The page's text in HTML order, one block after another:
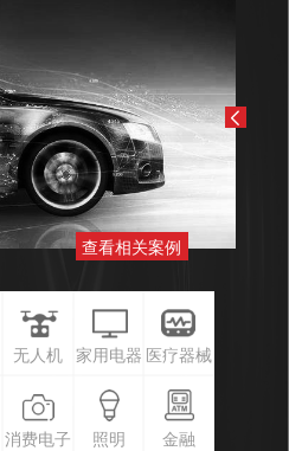
查看相关案例
无人机 家用电器 医疗器械
消费电子 照明 金融